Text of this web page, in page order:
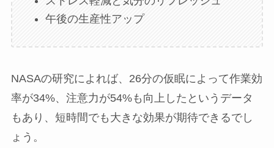
午後の生産性アップ
NASAの研究によれば、26分の仮眠によって作業効
率が34%、注意力が54%も向上したというデータ
もあり、短時間でも大きな効果が期待できるでし
ょう。